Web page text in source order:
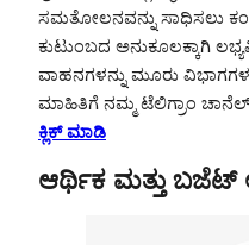
ಸಮತೋಲನವನ್ನು ಸಾಧಿಸಲು
ಕುಟುಂಬದ ಅನುಕೂಲಕ್ಕಾಗಿ
ವಾಹನಗಳನ್ನು ಮೂರು
ಮಾಹಿತಿಗೆ ನಮ್ಮ ಟೆಲಿಗ್ರಾಂ
ಕ್ಲಿಕ್ ಮಾಡಿ
ಆರ್ಥಿಕ ಮತ್ತು ಬಜೆಟ್